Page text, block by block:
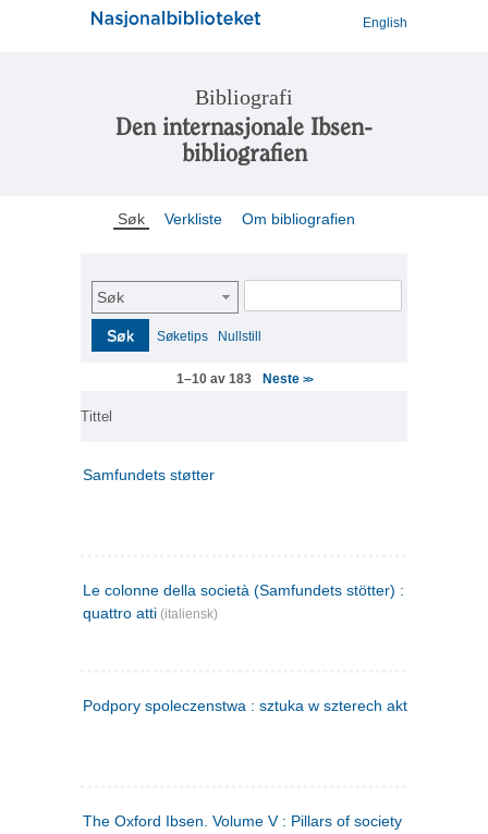
English
Bibliografi
Den internasjonale Ibsen-
bibliografien
Søk Verkliste Om bibliografien
Søk
Søk Søketips Nullstill
1–10 av 183 Neste >>
Tittel
Samfundets støtter
Le colonne della società (Samfundets stötter) : commedia
quattro atti (italiensk)
Podpory spoleczenstwa : sztuka w szterech aktach
The Oxford Ibsen. Volume V : Pillars of society ; A doll's